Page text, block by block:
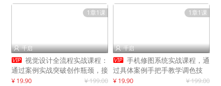
1章1课
 千启
 视觉设计全流程实战课程：
通过案例实战突破创作瓶颈，接
单月入20000+
¥ 19.90 ¥ 199.00
1章1课
 千启
 手机修图系统实战课程，通
过具体案例手把手教学调色技
巧，实现副业变现
¥ 19.90 ¥ 199.00